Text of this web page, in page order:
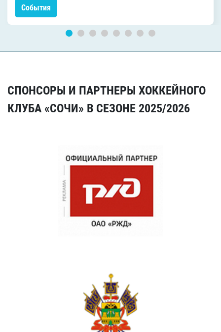
События
СПОНСОРЫ И ПАРТНЕРЫ ХОККЕЙНОГО
КЛУБА «СОЧИ» В СЕЗОНЕ 2025/2026